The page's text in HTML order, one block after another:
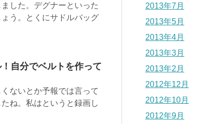
した。デグナーといった
う。とくにサドルバッグ
自分でベルトを作って
ないとか予報では言って
ね。私はというと録画し
2013年7月
2013年5月
2013年4月
2013年3月
2013年2月
2012年12月
2012年10月
2012年9月